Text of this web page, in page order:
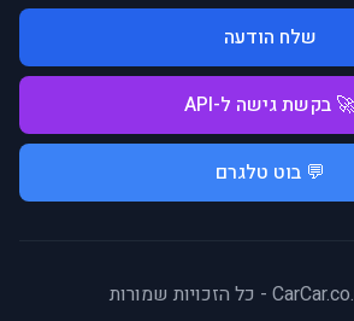
שלח הודעה
🚀 בקשת גישה ל-API
💬 בוט טלגרם